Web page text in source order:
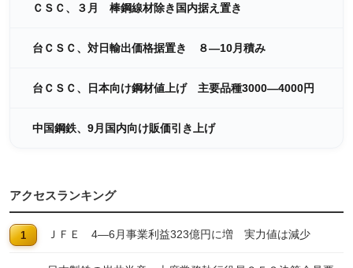
ＣＳＣ、３月 棒鋼線材除き国内据え置き
台ＣＳＣ、対日輸出価格据置き ８―10月積み
台ＣＳＣ、日本向け鋼材値上げ 主要品種3000―4000円
中国鋼鉄、9月国内向け販価引き上げ
アクセスランキング
ＪＦＥ 4―6月事業利益323億円に増 実力値は減少